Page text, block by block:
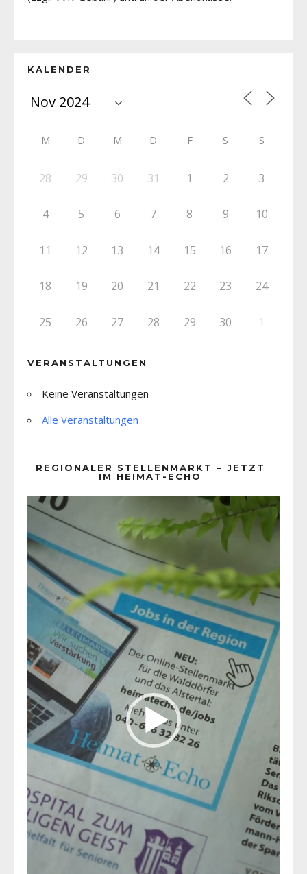
KALENDER
M D M D F S S
28 29 30 31 1 2 3
4 5 6 7 8 9 10
11 12 13 14 15 16 17
18 19 20 21 22 23 24
25 26 27 28 29 30 1
VERANSTALTUNGEN
Keine Veranstaltungen
Alle Veranstaltungen
REGIONALER STELLENMARKT – JETZT
IM HEIMAT-ECHO
Player